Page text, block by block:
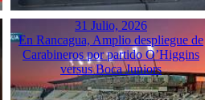
31 Julio, 2026
En Rancagua, Amplio despliegue de
Carabineros por partido O’Higgins
versus Boca Juniors